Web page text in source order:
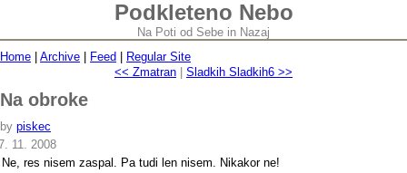
Podkleteno Nebo
Na Poti od Sebe in Nazaj
Home
Archive Feed
Regular Site
<< Zmatran
Sladkih Sladkih6 >>
Na obroke
by piskec
11. 2008
Ne, res nisem zaspal. Pa tudi len nisem. Nikakor ne!